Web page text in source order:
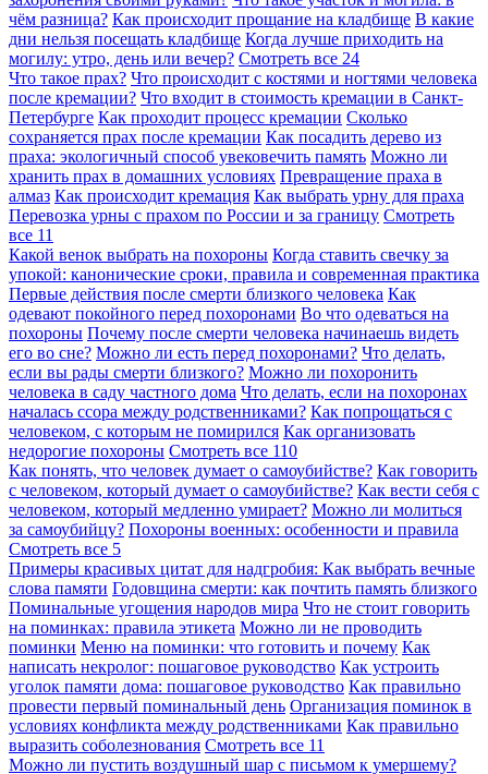
чём разница? Как происходит прощание на кладбище В какие
дни нельзя посещать кладбище Когда лучше приходить на
могилу: утро, день или вечер? Смотреть все 24
Что такое прах? Что происходит с костями и ногтями человека
после кремации? Что входит в стоимость кремации в Санкт-
Петербурге Как проходит процесс кремации Сколько
сохраняется прах после кремации Как посадить дерево из
праха: экологичный способ увековечить память Можно ли
хранить прах в домашних условиях Превращение праха в
алмаз Как происходит кремация Как выбрать урну для праха
Перевозка урны с прахом по России и за границу Смотреть
все 11
Какой венок выбрать на похороны Когда ставить свечку за
упокой: канонические сроки, правила и современная практика
Первые действия после смерти близкого человека Как
одевают покойного перед похоронами Во что одеваться на
похороны Почему после смерти человека начинаешь видеть
его во сне? Можно ли есть перед похоронами? Что делать,
если вы рады смерти близкого? Можно ли похоронить
человека в саду частного дома Что делать, если на похоронах
началась ссора между родственниками? Как попрощаться с
человеком, с которым не помирился Как организовать
недорогие похороны Смотреть все 110
Как понять, что человек думает о самоубийстве? Как говорить
с человеком, который думает о самоубийстве? Как вести себя с
человеком, который медленно умирает? Можно ли молиться
за самоубийцу? Похороны военных: особенности и правила
Смотреть все 5
Примеры красивых цитат для надгробия: Как выбрать вечные
слова памяти Годовщина смерти: как почтить память близкого
Поминальные угощения народов мира Что не стоит говорить
на поминках: правила этикета Можно ли не проводить
поминки Меню на поминки: что готовить и почему Как
написать некролог: пошаговое руководство Как устроить
уголок памяти дома: пошаговое руководство Как правильно
провести первый поминальный день Организация поминок в
условиях конфликта между родственниками Как правильно
выразить соболезнования Смотреть все 11
Можно ли пустить воздушный шар с письмом к умершему?